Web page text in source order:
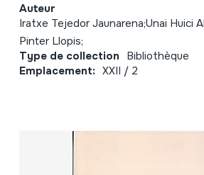
Auteur
Iratxe Tejedor Jaunarena;Unai Huici
Pinter Llopis;
Type de collection Bibliothèque
Emplacement: XXII / 2